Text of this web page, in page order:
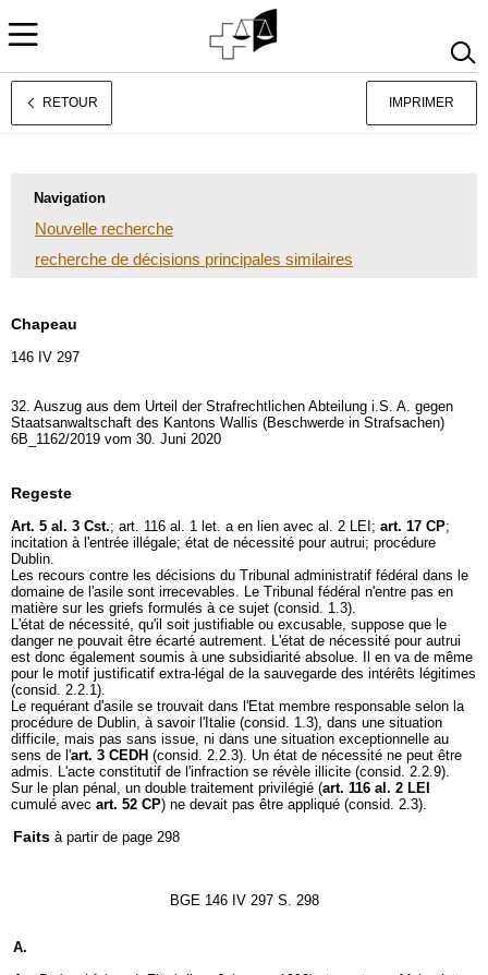
Deutsch
RETOUR IMPRIMER
Navigation
Nouvelle recherche
recherche de décisions principales similaires
Chapeau
146 IV 297
32. Auszug aus dem Urteil der Strafrechtlichen Abteilung i.S. A. gegen
Staatsanwaltschaft des Kantons Wallis (Beschwerde in Strafsachen)
6B_1162/2019 vom 30. Juni 2020
Regeste
Art. 5 al. 3 Cst.; art. 116 al. 1 let. a en lien avec al. 2 LEI; art. 17 CP;
incitation à l'entrée illégale; état de nécessité pour autrui; procédure
Dublin.
Les recours contre les décisions du Tribunal administratif fédéral dans le
domaine de l'asile sont irrecevables. Le Tribunal fédéral n'entre pas en
matière sur les griefs formulés à ce sujet (consid. 1.3).
L'état de nécessité, qu'il soit justifiable ou excusable, suppose que le
danger ne pouvait être écarté autrement. L'état de nécessité pour autrui
est donc également soumis à une subsidiarité absolue. Il en va de même
pour le motif justificatif extra-légal de la sauvegarde des intérêts légitimes
(consid. 2.2.1).
Le requérant d'asile se trouvait dans l'Etat membre responsable selon la
procédure de Dublin, à savoir l'Italie (consid. 1.3), dans une situation
difficile, mais pas sans issue, ni dans une situation exceptionnelle au
sens de l'art. 3 CEDH (consid. 2.2.3). Un état de nécessité ne peut être
admis. L'acte constitutif de l'infraction se révèle illicite (consid. 2.2.9).
Sur le plan pénal, un double traitement privilégié (art. 116 al. 2 LEI
cumulé avec art. 52 CP) ne devait pas être appliqué (consid. 2.3).
Faits à partir de page 298
BGE 146 IV 297 S. 298
A.